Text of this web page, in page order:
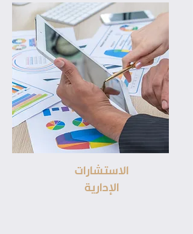
الاستشارات
الإدارية